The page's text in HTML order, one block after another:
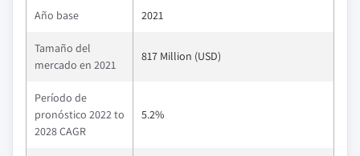
Año base 2021
Tamaño del
mercado en 2021
817 Million (USD)
Período de
pronóstico 2022 to
2028 CAGR
5.2%